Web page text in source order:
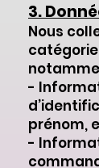
3.
Nous
-
prénom,
-